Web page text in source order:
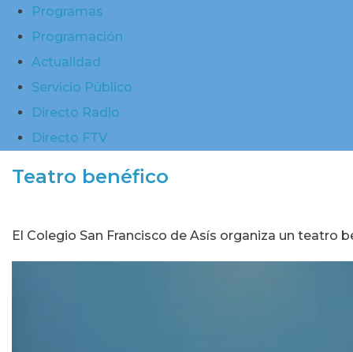
Programas
Programación
Actualidad
Servicio Público
Directo Radio
Directo FTV
Teatro benéfico
El Colegio San Francisco de Asís organiza un teatro